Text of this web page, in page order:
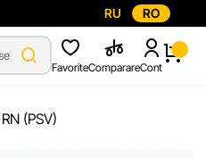
RU RO
FavoriteComparareCont
(PSV)